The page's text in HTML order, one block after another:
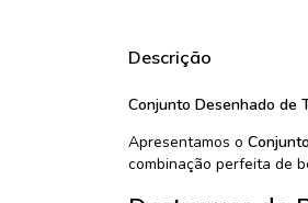
Descrição
Conjunto Desenhado de
Apresentamos o
combinação perfeita de